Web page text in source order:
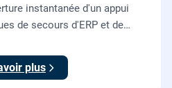
instantanée d'un appui
de secours d'ERP et de
plus